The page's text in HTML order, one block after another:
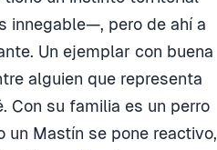
innegable—, pero de ahí a
Un ejemplar con buena
alguien que representa
Con su familia es un perro
un Mastín se pone reactivo,